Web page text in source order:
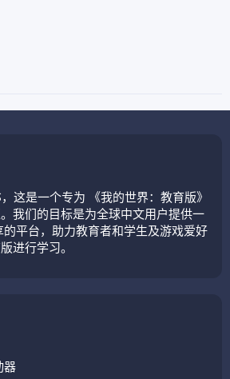
这是一个专为 《我的世界：教育版》
我们的目标是为全球中文用户提供一
平台，助力教育者和学生及游戏爱好
进行学习。
器